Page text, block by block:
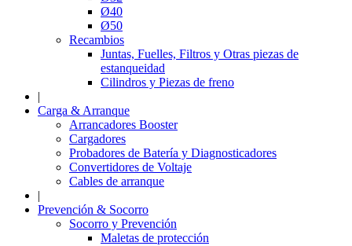
Ø40
Ø50
Recambios
Juntas, Fuelles, Filtros y Otras piezas de
estanqueidad
Cilindros y Piezas de freno
|
Carga & Arranque
Arrancadores Booster
Cargadores
Probadores de Batería y Diagnosticadores
Convertidores de Voltaje
Cables de arranque
|
Prevención & Socorro
Socorro y Prevención
Maletas de protección